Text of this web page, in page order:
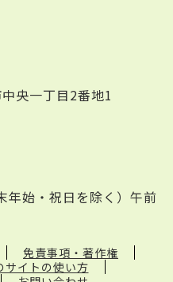
央一丁目2番地1
年始・祝日を除く）午前
免責事項・著作権
サイトの使い方